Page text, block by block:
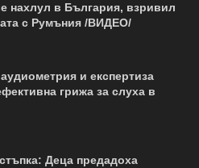
нахлул в България, взривил
с Румъния /ВИДЕО/
и експертиза
грижа за слуха в
Деца предадоха